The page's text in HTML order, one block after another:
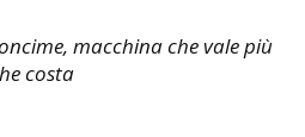
macchina che vale più
costa